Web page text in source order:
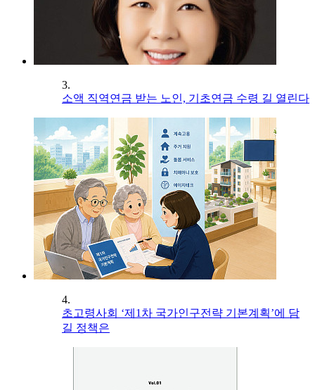
3.
소액 직역연금 받는 노인, 기초연금 수령 길 열린다
4.
초고령사회 ‘제1차 국가인구전략 기본계획’에 담
길 정책은